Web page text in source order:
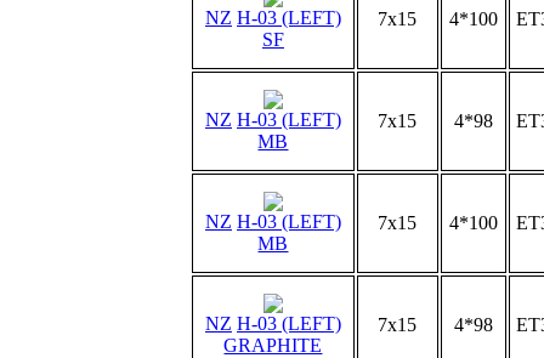
NZ H-03 (LEFT)
SF
7x15 4*100
NZ H-03 (LEFT)
MB
7x15 4*98
NZ H-03 (LEFT)
MB
7x15 4*100
NZ H-03 (LEFT)
GRAPHITE
7x15 4*98